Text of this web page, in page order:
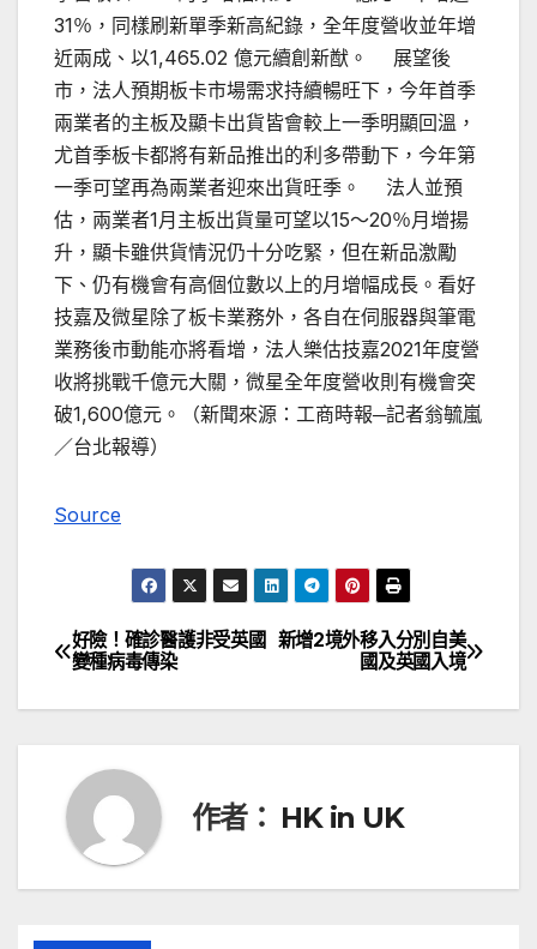
31％，同樣刷新單季新高紀錄，全年度營收並年增
近兩成、以1,465.02 億元續創新猷。 展望後
市，法人預期板卡市場需求持續暢旺下，今年首季
兩業者的主板及顯卡出貨皆會較上一季明顯回溫，
尤首季板卡都將有新品推出的利多帶動下，今年第
一季可望再為兩業者迎來出貨旺季。 法人並預
估，兩業者1月主板出貨量可望以15～20％月增揚
升，顯卡雖供貨情況仍十分吃緊，但在新品激勵
下、仍有機會有高個位數以上的月增幅成長。看好
技嘉及微星除了板卡業務外，各自在伺服器與筆電
業務後市動能亦將看增，法人樂估技嘉2021年度營
收將挑戰千億元大關，微星全年度營收則有機會突
破1,600億元。（新聞來源：工商時報─記者翁毓嵐
／台北報導）
Source
文
章
覽
新增2境外移入分別自美
國及英國入境
好險！確診醫護非受英國
變種病毒傳染
作者： HK in UK